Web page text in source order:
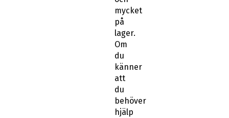
lager.
Om
du
känner
att
du
behöver
hjälp
att
hitta